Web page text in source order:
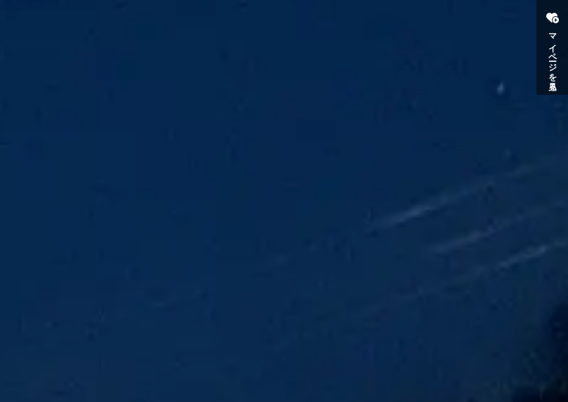
マイページを見る